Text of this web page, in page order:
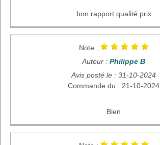
bon rapport qualité prix
Note :
Auteur : Philippe B
Avis posté le : 31-10-2024
Commande du : 21-10-2024
Bien